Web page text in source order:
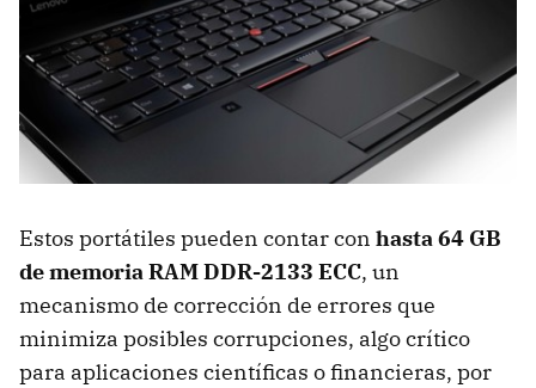
Estos portátiles pueden contar con hasta 64 GB
de memoria RAM DDR-2133 ECC, un
mecanismo de corrección de errores que
minimiza posibles corrupciones, algo crítico
para aplicaciones científicas o financieras, por